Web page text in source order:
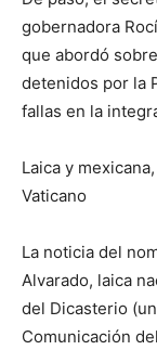
gobernadora
que abordó
detenidos por la
fallas en la
Laica y
Vaticano
La noticia del
Alvarado, laica
del Dicasterio
Comunicación